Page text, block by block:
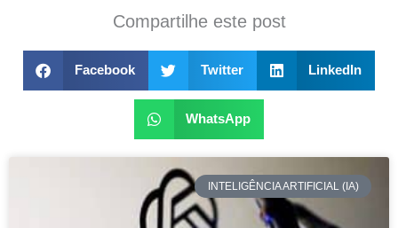
Compartilhe este post
Facebook Twitter LinkedIn
WhatsApp
INTELIGÊNCIA ARTIFICIAL (IA)